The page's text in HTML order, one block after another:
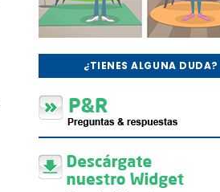
¿TIENES ALGUNA DUDA?